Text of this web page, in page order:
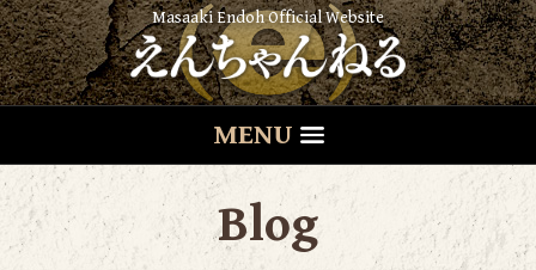
Masaaki Endoh Official Website
MENU
Blog